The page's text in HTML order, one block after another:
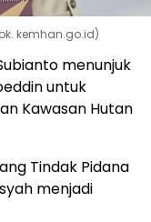
kemhan.go.id)
menunjuk
untuk
Kawasan Hutan
Tindak Pidana
menjadi